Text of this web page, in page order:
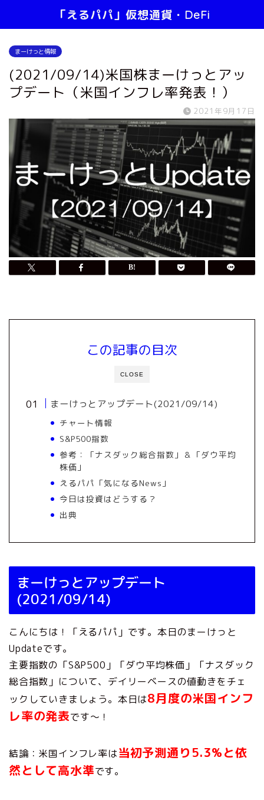
「えるパパ」仮想通貨・DeFi
まーけっと情報
(2021/09/14)米国株まーけっとアッ
プデート（米国インフレ率発表！）
2021年9月17日
CLOSE
この記事の目次
まーけっとアップデート(2021/09/14)
チャート情報
S&P500指数
参考：「ナスダック総合指数」＆「ダウ平均
株価」
えるパパ「気になるNews」
今日は投資はどうする？
出典
まーけっとアップデート
(2021/09/14)
こんにちは！「えるパパ」です。本日のまーけっと
Updateです。
主要指数の「S&P500」「ダウ平均株価」「ナスダック
総合指数」について、デイリーベースの値動きをチェ
ックしていきましょう。本日は8月度の米国インフ
レ率の発表です～！
結論：米国インフレ率は当初予測通り5.3%と依
然として高水準です。